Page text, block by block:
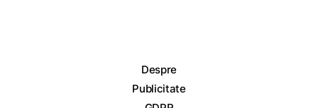
Despre
Publicitate